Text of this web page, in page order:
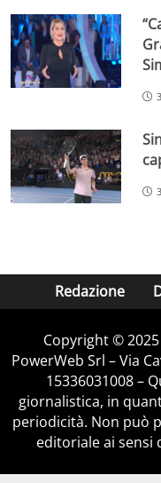
Redazione
Copyright ©
PowerWeb Srl – Via
15336031008 –
giornalistica, in
periodicità. Non può
editoriale ai sensi